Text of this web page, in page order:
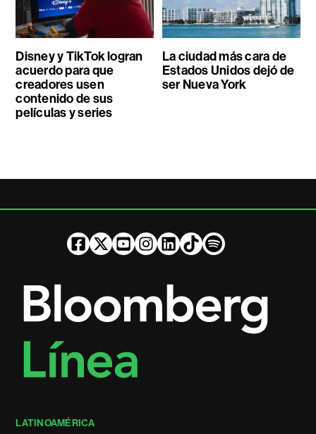
Disney y TikTok logran
acuerdo para que
creadores usen
contenido de sus
películas y series
La ciudad más cara de
Estados Unidos dejó de
ser Nueva York
LATINOAMÉRICA